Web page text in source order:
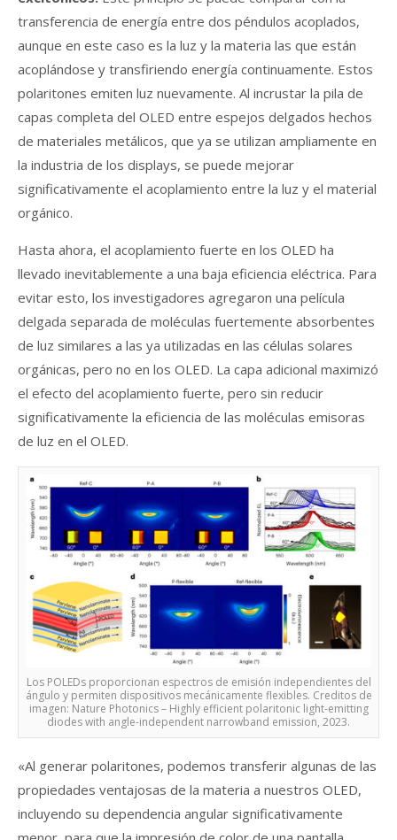
transferencia de energía entre dos péndulos acoplados,
aunque en este caso es la luz y la materia las que están
acoplándose y transfiriendo energía continuamente. Estos
polaritones emiten luz nuevamente. Al incrustar la pila de
capas completa del OLED entre espejos delgados hechos
de materiales metálicos, que ya se utilizan ampliamente en
la industria de los displays, se puede mejorar
significativamente el acoplamiento entre la luz y el material
orgánico.
Hasta ahora, el acoplamiento fuerte en los OLED ha
llevado inevitablemente a una baja eficiencia eléctrica. Para
evitar esto, los investigadores agregaron una película
delgada separada de moléculas fuertemente absorbentes
de luz similares a las ya utilizadas en las células solares
orgánicas, pero no en los OLED. La capa adicional maximizó
el efecto del acoplamiento fuerte, pero sin reducir
significativamente la eficiencia de las moléculas emisoras
de luz en el OLED.
Los POLEDs proporcionan espectros de emisión independientes del
ángulo y permiten dispositivos mecánicamente flexibles. Creditos de
imagen: Nature Photonics – Highly efficient polaritonic light-emitting
diodes with angle-independent narrowband emission, 2023.
«Al generar polaritones, podemos transferir algunas de las
propiedades ventajosas de la materia a nuestros OLED,
incluyendo su dependencia angular significativamente